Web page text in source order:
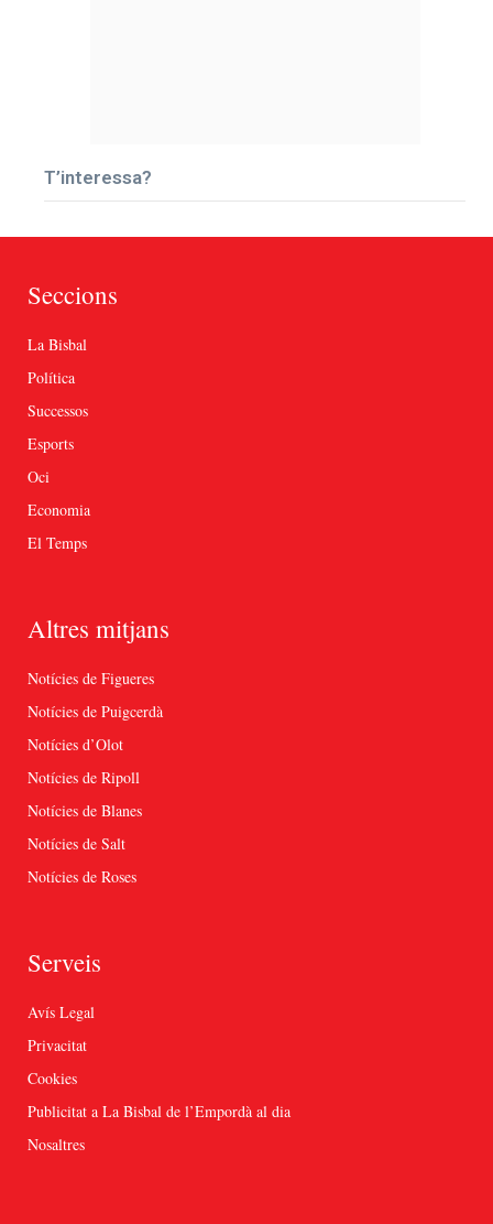
T’interessa?
Seccions
La Bisbal
Política
Successos
Esports
Oci
Economia
El Temps
Altres mitjans
Notícies de Figueres
Notícies de Puigcerdà
Notícies d’Olot
Notícies de Ripoll
Notícies de Blanes
Notícies de Salt
Notícies de Roses
Serveis
Avís Legal
Privacitat
Cookies
Publicitat a La Bisbal de l’Empordà al dia
Nosaltres